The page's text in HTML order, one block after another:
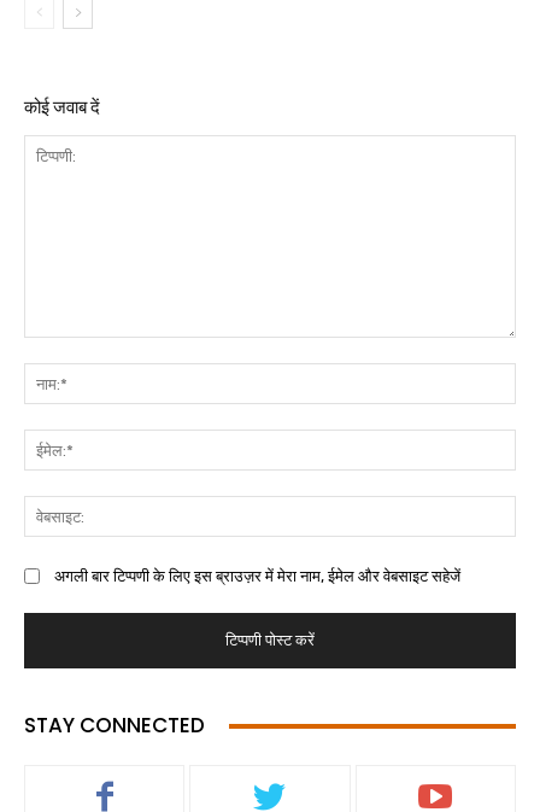
कोई जवाब दें
अगली बार टिप्पणी के लिए इस ब्राउज़र में मेरा नाम, ईमेल और वेबसाइट सहेजें
STAY CONNECTED